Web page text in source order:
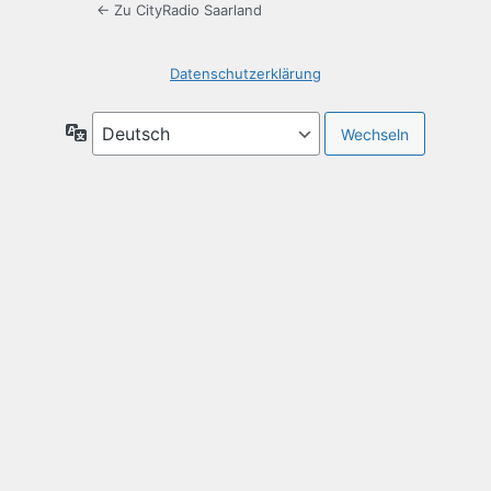
← Zu CityRadio Saarland
Datenschutzerklärung
Sprache